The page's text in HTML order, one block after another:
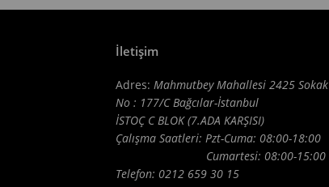
İletişim
Adres: Mahmutbey Mahallesi 2425 Sokak
No : 177/C Bağcılar-İstanbul
İSTOÇ C BLOK (7.ADA KARŞISI)
Çalışma Saatleri: Pzt-Cuma: 08:00-18:00
Cumartesi: 08:00-15:00
Telefon: 0212 659 30 15